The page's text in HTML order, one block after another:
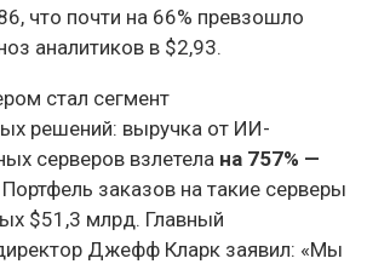
что почти на 66% превзошло
аналитиков в $2,93.
стал сегмент
решений: выручка от ИИ-
серверов взлетела на 757% —
Портфель заказов на такие серверы
$51,3 млрд. Главный
Джефф Кларк заявил: «Мы